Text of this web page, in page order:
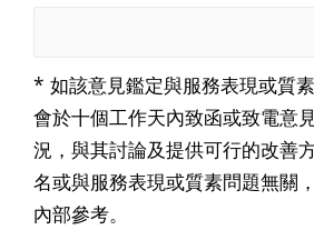
* 如該意見鑑定與服務表現或質
會於十個工作天內致函或致電意
況，與其討論及提供可行的改善
名或與服務表現或質素問題無關
內部參考。